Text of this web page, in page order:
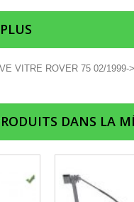
VITRE ROVER 75 02/1999-
DANS LA